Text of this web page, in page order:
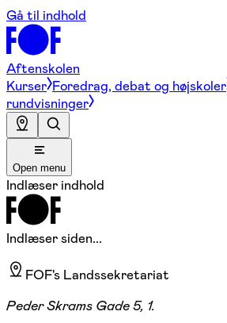
Gå til indhold
Aftenskolen
Kurser Foredrag, debat og højskoler
rundvisninger
Open menu
Indlæser indhold
Indlæser siden...
FOF's Landssekretariat
Peder Skrams Gade 5, 1.